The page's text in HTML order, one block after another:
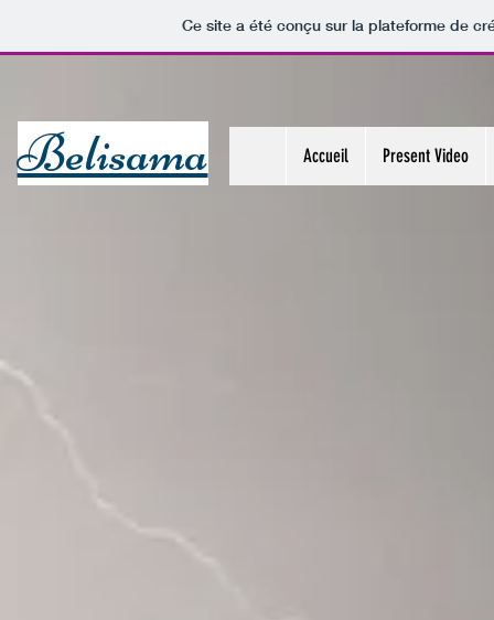
Ce site a été conçu sur la plateforme de
Belisama Accueil Present Video